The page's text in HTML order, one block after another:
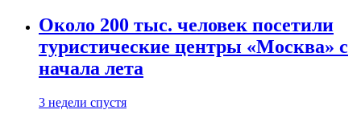
Около 200 тыс. человек посетили
туристические центры «Москва» с
начала лета
3 недели спустя